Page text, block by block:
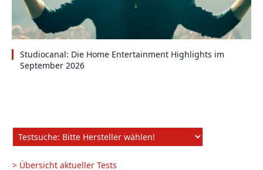
Studiocanal: Die Home Entertainment Highlights im
September 2026
> Übersicht aktueller Tests